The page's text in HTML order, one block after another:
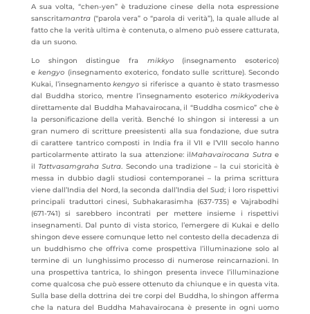
A sua volta, “chen-yen” è traduzione cinese della nota espressione
sanscritamantra(“parola vera” o “parola di verità”), la quale allude al
fatto che la verità ultima è contenuta, o almeno può essere catturata,
da un suono.
Lo shingon distingue fra mikkyo(insegnamento esoterico)
ekengyo (insegnamento exoterico, fondato sulle scritture). Secondo
Kukai, l’insegnamentokengyo si riferisce a quanto è stato trasmesso
dal Buddha storico, mentre l’insegnamento esotericomikkyoderiva
direttamente dal Buddha Mahavairocana, il “Buddha cosmico” che è
la personificazione della verità. Benché lo shingon si interessi a un
gran numero di scritture preesistenti alla sua fondazione, due sutra
di carattere tantrico composti in India fra il VII e l’VIII secolo hanno
particolarmente attirato la sua attenzione: ilMahavairocana Sutrae
ilTattvasamgraha Sutra. Secondo una tradizione – la cui storicità è
messa in dubbio dagli studiosi contemporanei – la prima scrittura
viene dall’India del Nord, la seconda dall’India del Sud; i loro rispettivi
principali traduttori cinesi, Subhakarasimha (637-735) e Vajrabodhi
(671-741) si sarebbero incontrati per mettere insieme i rispettivi
insegnamenti. Dal punto di vista storico, l’emergere di Kukai e dello
shingon deve essere comunque letto nel contesto della decadenza di
un buddhismo che offriva come prospettiva l’illuminazione solo al
termine di un lunghissimo processo di numerose reincarnazioni. In
una prospettiva tantrica, lo shingon presenta invece l’illuminazione
come qualcosa che può essere ottenuto da chiunque e in questa vita.
Sulla base della dottrina dei tre corpi del Buddha, lo shingon afferma
che la natura del Buddha Mahavairocana è presente in ogni uomo